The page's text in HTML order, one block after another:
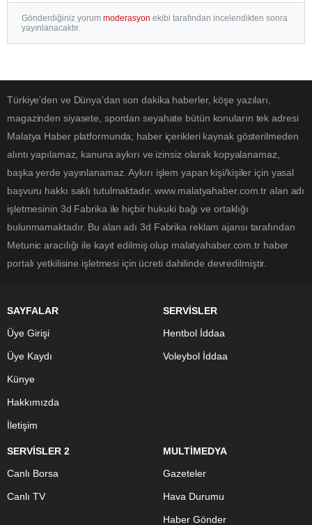
Gönderdiğiniz yorum moderasyon ekibi tarafından incelendikten sonra
yayınlanacaktır.
Türkiye'den ve Dünya’dan son dakika haberler, köşe yazıları,
magazinden siyasete, spordan seyahate bütün konuların tek adresi
Malatya Haber platformunda; haber içerikleri kaynak gösterilmeden
alıntı yapılamaz, kanuna aykırı ve izinsiz olarak kopyalanamaz,
başka yerde yayınlanamaz. Aykırı işlem yapan kişi/kişiler için yasal
başvuru hakkı saklı tutulmaktadır. www.malatyahaber.com.tr alan adı
işletmesinin 3d Fabrika ile hiçbir hukuki bağı ve ortaklığı
bulunmamaktadır. Bu alan adı 3d Fabrika reklam ajansı tarafından
Metunic aracılığı ile kayıt edilmiş olup malatyahaber.com.tr haber
portalı yetkilisine işletmesi için ücreti dahilinde devredilmiştir.
SAYFALAR
Üye Girişi
Üye Kaydı
Künye
Hakkımızda
İletişim
SERVİSLER
Hentbol İddaa
Voleybol İddaa
SERVİSLER 2
Canlı Borsa
Canlı TV
MULTİMEDYA
Gazeteler
Hava Durumu
Haber Gönder